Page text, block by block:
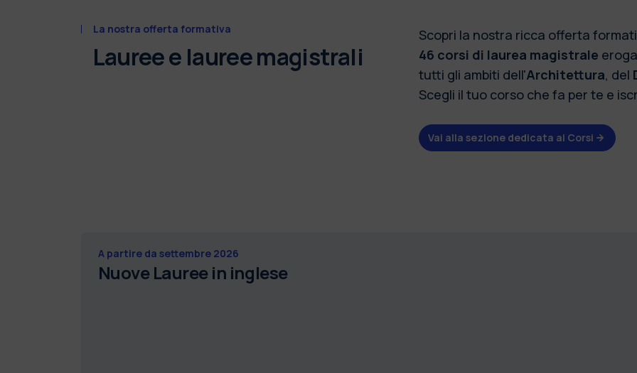
La nostra offerta formativa
Lauree e lauree magistrali
Scopri la nostra ricca offerta
46 corsi di laurea magistrale
tutti gli ambiti dell'Architettura, del
Scegli il tuo corso che fa per te e
Vai alla sezione dedicata ai Corsi
A partire da settembre 2026
Nuove Lauree in inglese